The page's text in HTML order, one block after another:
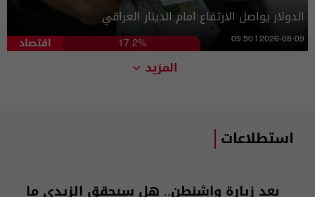
الدولار يواصل الارتفاع امام الدينار العراقي
اقتصاد 17.2% 09:50 | 2026-08-09
المزيد
استطلاعات
بعد زيارة واشنطن.. هل سيحقق الزيدي ما